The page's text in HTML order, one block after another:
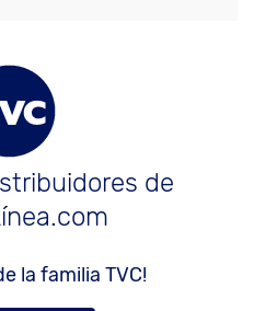
de
la familia TVC!